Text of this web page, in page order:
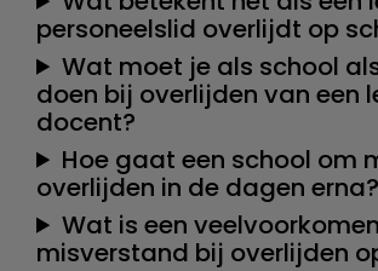
personeelslid overlijdt op
Wat moet je als school
doen bij overlijden van een
docent?
Hoe gaat een school om
overlijden in de dagen erna?
Wat is een
misverstand bij overlijden